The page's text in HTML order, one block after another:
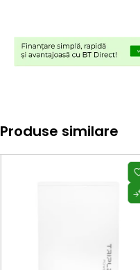
Produse similare